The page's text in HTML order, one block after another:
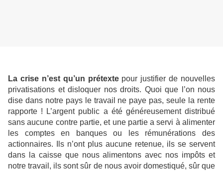
La crise n’est qu’un prétexte pour justifier de nouvelles
privatisations et disloquer nos droits. Quoi que l’on nous
dise dans notre pays le travail ne paye pas, seule la rente
rapporte ! L’argent public a été généreusement distribué
sans aucune contre partie, et une partie a servi à alimenter
les comptes en banques ou les rémunérations des
actionnaires. Ils n’ont plus aucune retenue, ils se servent
dans la caisse que nous alimentons avec nos impôts et
notre travail, ils sont sûr de nous avoir domestiqué, sûr que